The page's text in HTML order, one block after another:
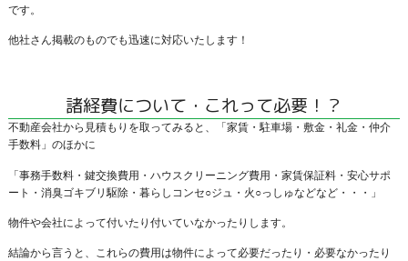
です。
他社さん掲載のものでも迅速に対応いたします！
諸経費について・これって必要！？
不動産会社から見積もりを取ってみると、「家賃・駐車場・敷金・礼金・仲介
手数料」のほかに
「事務手数料・鍵交換費用・ハウスクリーニング費用・家賃保証料・安心サポ
ート・消臭ゴキブリ駆除・暮らしコンセ○ジュ・火○っしゅなどなど・・・」
物件や会社によって付いたり付いていなかったりします。
結論から言うと、これらの費用は物件によって必要だったり・必要なかったり